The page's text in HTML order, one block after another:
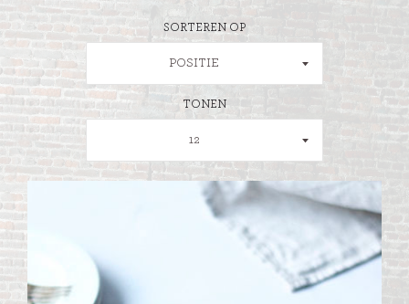
SORTEREN OP
POSITIE
TONEN
12